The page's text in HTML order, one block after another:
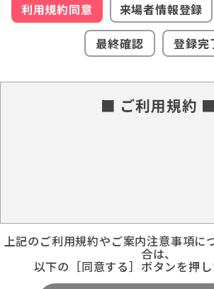
利用規約同意 来場者情報登録
最終確認
登録完
■ ご利用規約 ■
上記のご利用規約やご案内注意事項に
合は、
以下の［同意する］ボタンを押し